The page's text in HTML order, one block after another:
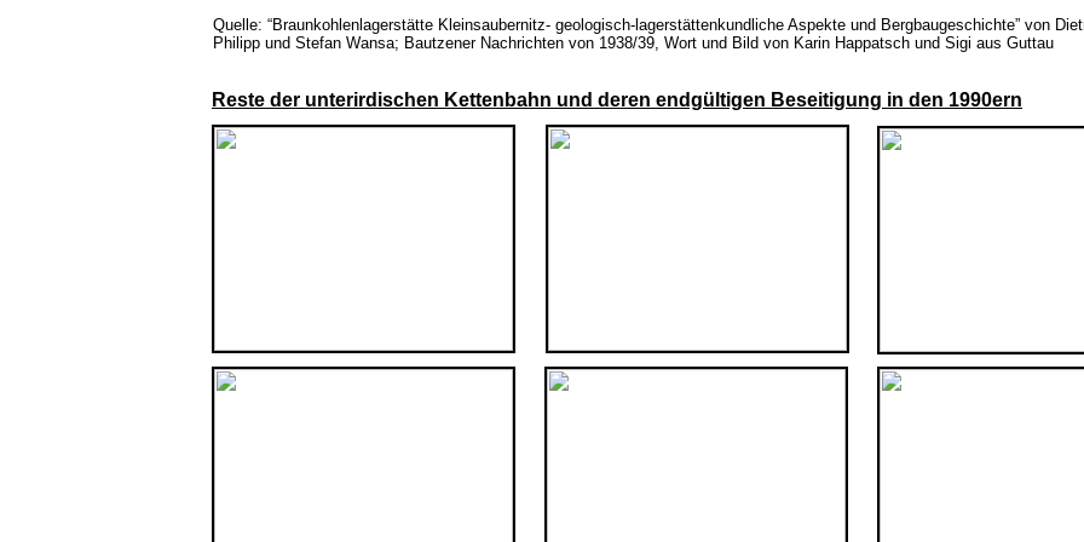
Quelle: “Braunkohlenlagerstätte Kleinsaubernitz- geologisch-lagerstättenkundliche Aspekte und Bergbaugeschichte” von
Philipp und Stefan Wansa; Bautzener Nachrichten von 1938/39, Wort und Bild von Karin Happatsch und Sigi aus Guttau
Reste der unterirdischen Kettenbahn und deren endgültigen Beseitigung in den 1990ern